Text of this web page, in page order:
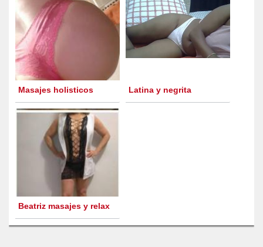
Masajes holisticos Latina y negrita
Beatriz masajes y relax